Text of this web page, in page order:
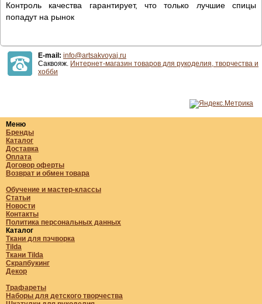
Контроль качества гарантирует, что только лучшие спицы
попадут на рынок
E-mail: info@artsakvoyaj.ru
Саквояж. Интернет-магазин товаров для рукоделия, творчества и
хобби
Меню
Бренды
Каталог
Доставка
Оплата
Договор оферты
Возврат и обмен товара
Обучение и мастер-классы
Статьи
Новости
Контакты
Политика персональных данных
Каталог
Ткани для пэчворка
Tilda
Ткани Tilda
Скрапбукинг
Декор
Трафареты
Наборы для детского творчества